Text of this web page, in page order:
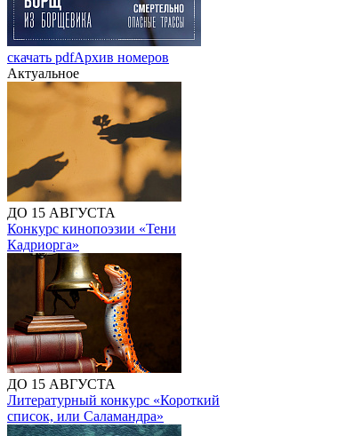
скачать pdfАрхив номеров
Актуальное
ДО 15 АВГУСТА
Конкурс кинопоэзии «Тени
Кадриорга»
ДО 15 АВГУСТА
Литературный конкурс «Короткий
список, или Саламандра»